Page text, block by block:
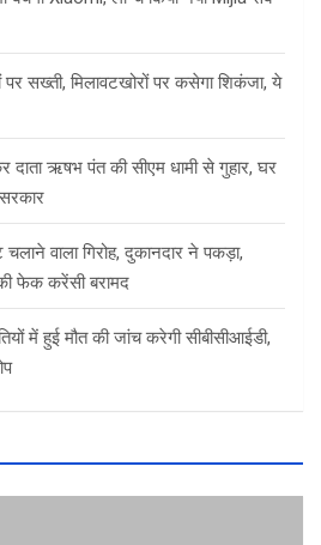
सख्ती, मिलावटखोरों पर कसेगा शिकंजा, ये
ऋषभ पंत की सीएम धामी से गुहार, घर
वाला गिरोह, दुकानदार ने पकड़ा,
फेक करेंसी बरामद
में हुई मौत की जांच करेगी सीबीसीआईडी,